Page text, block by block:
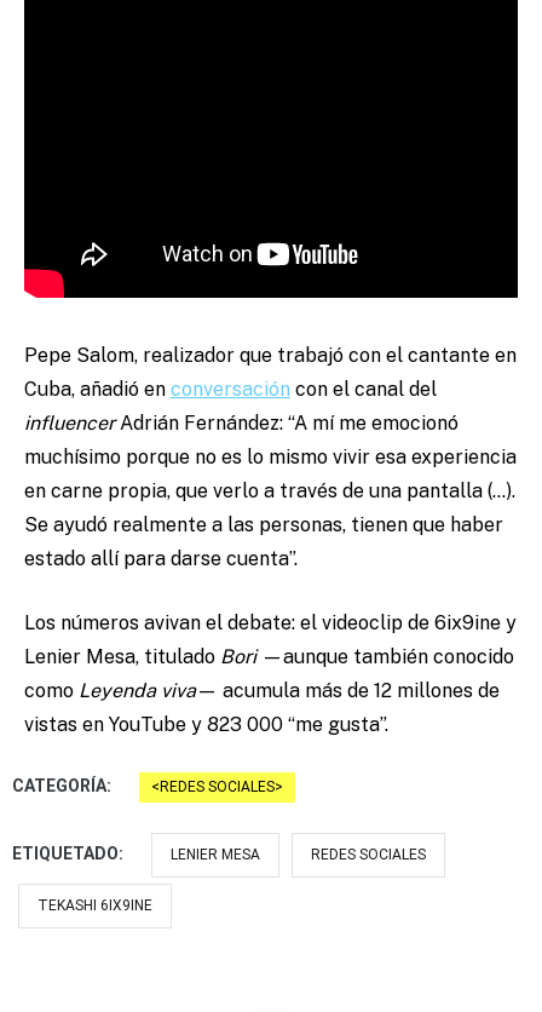
Pepe Salom, realizador que trabajó con el cantante en
Cuba, añadió en conversación con el canal del
influencerAdrián Fernández: “A mí me emocionó
muchísimo porque no es lo mismo vivir esa experiencia
en carne propia, que verlo a través de una pantalla (…).
Se ayudó realmente a las personas, tienen que haber
estado allí para darse cuenta”.
Los números avivan el debate: el videoclip de 6ix9ine y
Lenier Mesa, titulado Bori—aunque también conocido
como Leyenda viva— acumula más de 12 millones de
vistas en YouTube y 823 000 “me gusta”.
CATEGORÍA: REDES SOCIALES
ETIQUETADO: LENIER MESA REDES SOCIALES
TEKASHI 6IX9INE